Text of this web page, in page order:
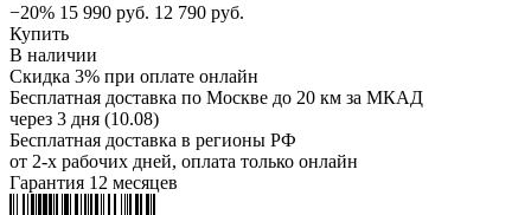
−20% 15 990 руб. 12 790 руб.
Купить
В наличии
Скидка 3% при оплате онлайн
Бесплатная доставка по Москве до 20 км за МКАД
через 3 дня (10.08)
Бесплатная доставка в регионы РФ
от 2-х рабочих дней, оплата только онлайн
Гарантия 12 месяцев